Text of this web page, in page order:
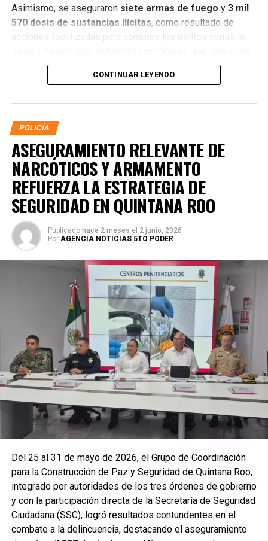
Asimismo, se aseguraron siete armas de fuego y 3 mil
570 dosis de sustancias ilícitas, como resultado de
acciones focalizadas para combatir los delitos contra la
distintos municipios.
La coordinación tecnológica del C5 y el despliegue
operativo en campo permitieron la recuperación de105
relacionados con reportes de robo o probables
hechos delictivos. Además, se realizaron
24 mil 622
revisiones preventivasa personas y unidades
vehiculares, reforzando la vigilancia en zonas estratégicas
y puntos de alta movilidad.
CONTINUAR LEYENDO
POLICÍA
ASEGURAMIENTO RELEVANTE DE
NARCÓTICOS Y ARMAMENTO
REFUERZA LA ESTRATEGIA DE
SEGURIDAD EN QUINTANA ROO
Publicado hace 2 meses el 2 junio, 2026
Por AGENCIA NOTICIAS 5TO PODER
Del 25 al 31 de mayo de 2026, el Grupo de Coordinación
para la Construcción de Paz y Seguridad de Quintana Roo,
integrado por autoridades de los tres órdenes de gobierno
y con la participación directa de la Secretaría de Seguridad
Ciudadana (SSC), logró resultados contundentes en el
combate a la delincuencia, destacando el aseguramiento